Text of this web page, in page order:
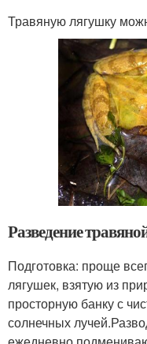
Травяную лягушку
Разведение
Подготовка: проще
лягушек, взятую из
просторную банку с
солнечных